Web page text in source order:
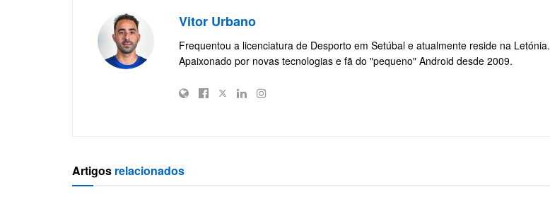
Vitor Urbano
Frequentou a licenciatura de Desporto em Setúbal e atualmente reside na Letónia.
Apaixonado por novas tecnologias e fã do "pequeno" Android desde 2009.
Artigos relacionados